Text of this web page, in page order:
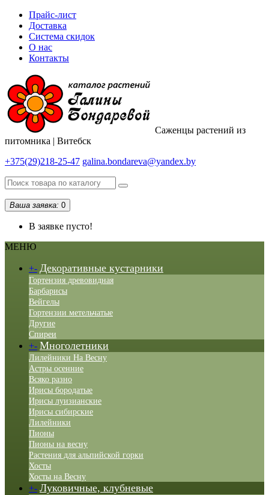
Прайс-лист
Доставка
Система скидок
О нас
Контакты
Саженцы растений из
питомника | Витебск
+375(29)218-25-47 galina.bondareva@yandex.by
Ваша заявка: 0
В заявке пусто!
МЕНЮ
+- Декоративные кустарники
Гортензия древовидная
Барбарисы
Вейгелы
Гортензии метельчатые
Другие
Спиреи
+- Многолетники
Лилейники На Весну
Астры осенние
Всяко разно
Ирисы бородатые
Ирисы луизианские
Ирисы сибирские
Лилейники
Пионы
Пионы на весну
Растения для альпийской горки
Хосты
Хосты на Весну
+- Луковичные, клубневые